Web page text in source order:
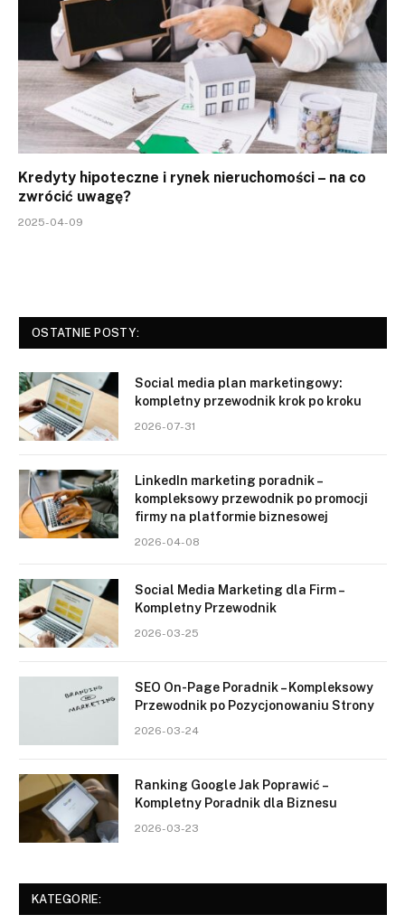
Kredyty hipoteczne i rynek nieruchomości – na co
zwrócić uwagę?
2025-04-09
OSTATNIE POSTY:
Social media plan marketingowy:
kompletny przewodnik krok po kroku
2026-07-31
LinkedIn marketing poradnik –
kompleksowy przewodnik po promocji
firmy na platformie biznesowej
2026-04-08
Social Media Marketing dla Firm –
Kompletny Przewodnik
2026-03-25
SEO On-Page Poradnik – Kompleksowy
Przewodnik po Pozycjonowaniu Strony
2026-03-24
Ranking Google Jak Poprawić –
Kompletny Poradnik dla Biznesu
2026-03-23
KATEGORIE: